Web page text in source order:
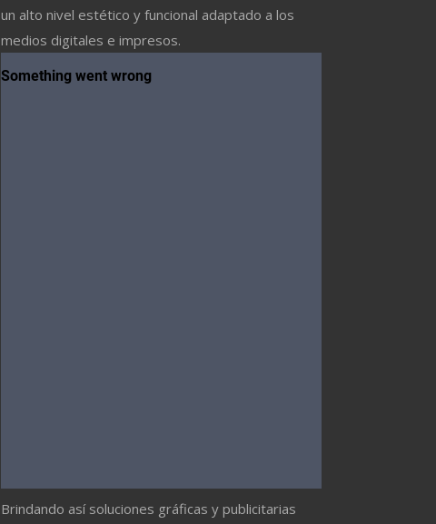
un alto nivel estético y funcional adaptado a los
medios digitales e impresos.
Brindando así soluciones gráficas y publicitarias